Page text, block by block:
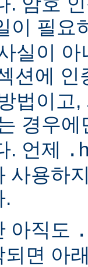
이 필요
실이
션에 인
법이고
경우
. 언제
사용하
.
아직도
면 아